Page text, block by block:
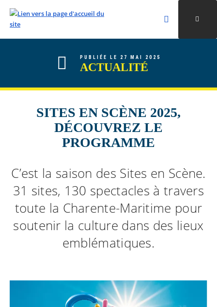
ALLER AU CONTENU
ALLER AU MENU
ALLER À LA RECHERCHE
Rechercher
Valider la
PUBLIÉE LE 27 MAI 2025
ACTUALITÉ
SITES EN SCÈNE 2025,
DÉCOUVREZ LE
PROGRAMME
C’est la saison des Sites en Scène.
31 sites, 130 spectacles à travers
toute la Charente-Maritime pour
soutenir la culture dans des lieux
emblématiques.